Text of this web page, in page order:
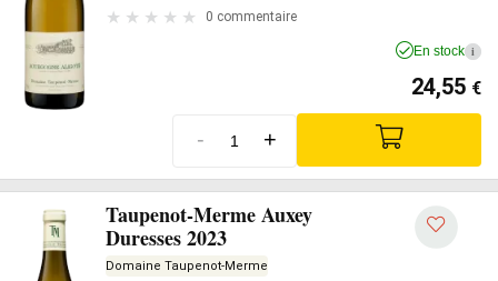
0 commentaire
En stock i
24,55 €
- +
Taupenot-Merme Auxey
Duresses 2023
Domaine Taupenot-Merme